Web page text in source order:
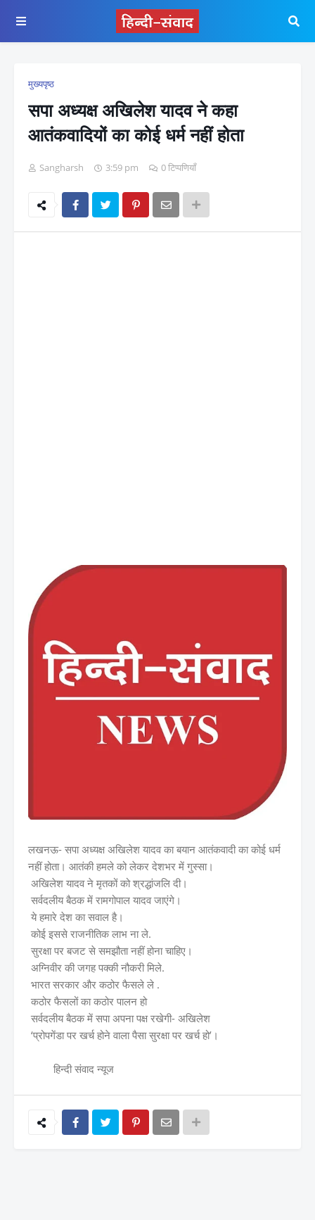
मुख्यपृष्ठ
सपा अध्यक्ष अखिलेश यादव ने कहा
आतंकवादियों का कोई धर्म नहीं होता
Sangharsh 3:59 pm 0 टिप्पणियाँ
लखनऊ- सपा अध्यक्ष अखिलेश यादव का बयान आतंकवादी का कोई धर्म
नहीं होता। आतंकी हमले को लेकर देशभर में गुस्सा।
अखिलेश यादव ने मृतकों को श्रद्धांजलि दी।
सर्वदलीय बैठक में रामगोपाल यादव जाएंगे।
ये हमारे देश का सवाल है।
कोई इससे राजनीतिक लाभ ना ले.
सुरक्षा पर बजट से समझौता नहीं होना चाहिए।
अग्निवीर की जगह पक्की नौकरी मिले.
भारत सरकार और कठोर फैसले ले .
कठोर फैसलों का कठोर पालन हो
सर्वदलीय बैठक में सपा अपना पक्ष रखेगी- अखिलेश
‘प्रोपगेंडा पर खर्च होने वाला पैसा सुरक्षा पर खर्च हो’।
हिन्दी संवाद न्यूज